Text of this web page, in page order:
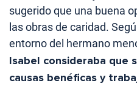
sugerido que una buena
las obras de caridad.
entorno del hermano
Isabel consideraba que
causas benéficas y